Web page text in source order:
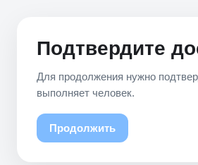
Подтвердите
Для продолжения нужно
выполняет человек.
Продолжить